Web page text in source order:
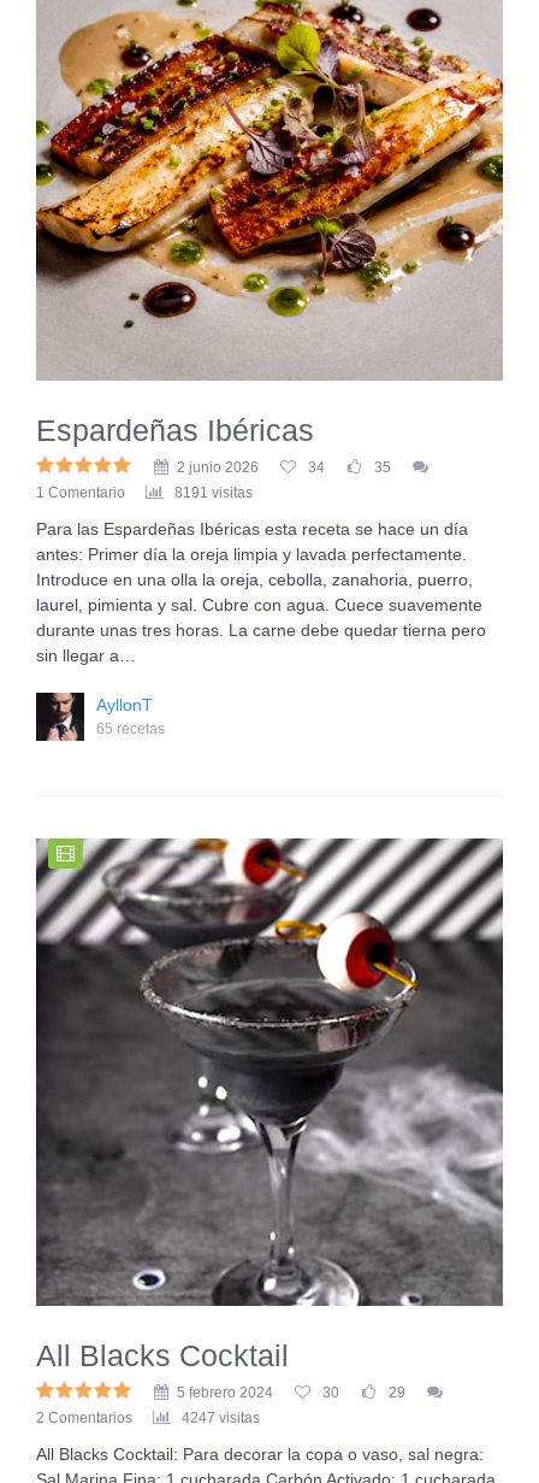
Espardeñas Ibéricas
2 junio 2026 34
35
1 Comentario
8191 visitas
Para las Espardeñas Ibéricas esta receta se hace un día
antes: Primer día la oreja limpia y lavada perfectamente.
Introduce en una olla la oreja, cebolla, zanahoria, puerro,
laurel, pimienta y sal. Cubre con agua. Cuece suavemente
durante unas tres horas. La carne debe quedar tierna pero
sin llegar a…
AyllonT
65 recetas
All Blacks Cocktail
5 febrero 2024 30
29
2 Comentarios
4247 visitas
All Blacks Cocktail: Para decorar la copa o vaso, sal negra: